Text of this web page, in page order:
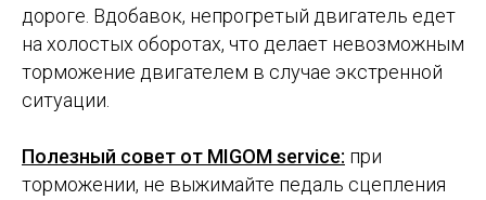
дороге. Вдобавок, непрогретый двигатель едет
на холостых оборотах, что делает невозможным
торможение двигателем в случае экстренной
ситуации.
Полезный совет от MIGOM service: при
торможении, не выжимайте педаль сцепления